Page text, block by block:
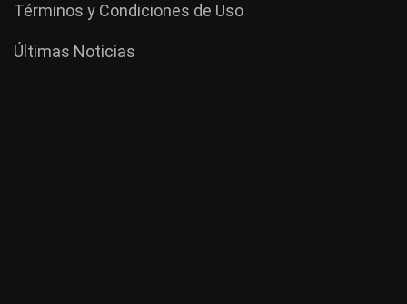
Términos y Condiciones de Uso
Últimas Noticias